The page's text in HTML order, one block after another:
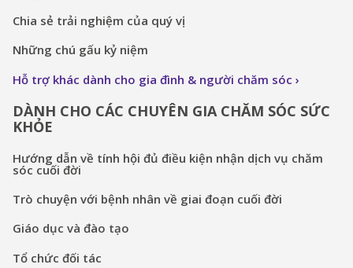
Chia sẻ trải nghiệm của quý vị
Những chú gấu kỷ niệm
Hỗ trợ khác dành cho gia đình & người chăm sóc
DÀNH CHO CÁC CHUYÊN GIA CHĂM SÓC SỨC
KHỎE
Hướng dẫn về tính hội đủ điều kiện nhận dịch vụ chăm
sóc cuối đời
Trò chuyện với bệnh nhân về giai đoạn cuối đời
Giáo dục và đào tạo
Tổ chức đối tác